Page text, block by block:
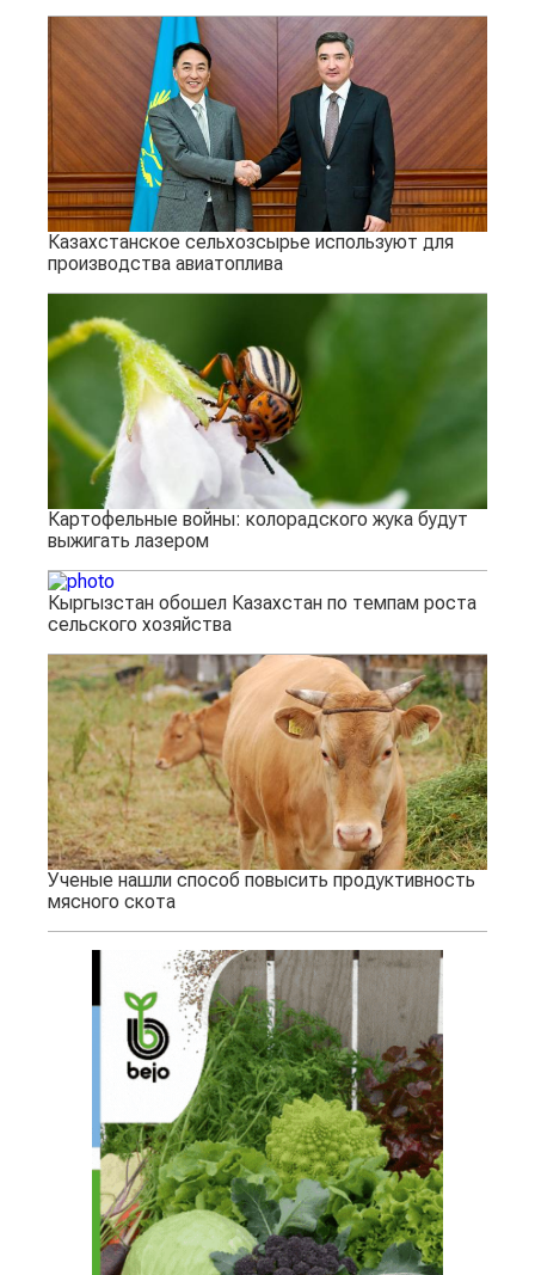
Казахстанское сельхозсырье используют для
производства авиатоплива
Картофельные войны: колорадского жука будут
выжигать лазером
Кыргызстан обошел Казахстан по темпам роста
сельского хозяйства
Ученые нашли способ повысить продуктивность
мясного скота